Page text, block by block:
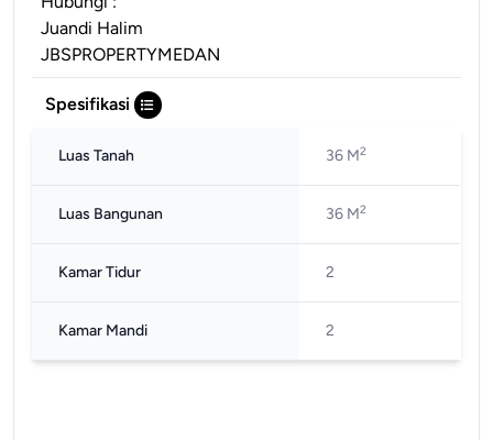
Juandi Halim
JBSPROPERTYMEDAN
Spesifikasi
Luas Tanah 36 M2
Luas Bangunan 36 M2
Kamar Tidur 2
Kamar Mandi 2